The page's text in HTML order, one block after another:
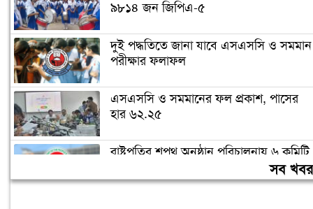
৯৮১৪ জন জিপিএ-৫
দুই পদ্ধতিতে জানা যাবে এসএসসি ও সমমান
পরীক্ষার ফলাফল
এসএসসি ও সমমানের ফল প্রকাশ, পাসের
হার ৬২.২৫
রাষ্ট্রপতির শপথ অনুষ্ঠান পরিচালনায় ৬ কমিটি
সব